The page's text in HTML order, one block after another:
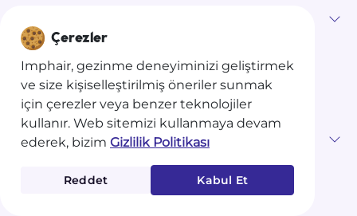
Gizlilik Politikası
Genel kullanım şartları
Satış Koşulları
Hukuki Uyarılar
Bireysel
Teklif Talep Et
Çerezler
Imphair, gezinme deneyiminizi geliştirmek
ve size kişiselleştirilmiş öneriler sunmak
için çerezler veya benzer teknolojiler
kullanır. Web sitemizi kullanmaya devam
ederek, bizim Gizlilik Politikası
Reddet Kabul Et